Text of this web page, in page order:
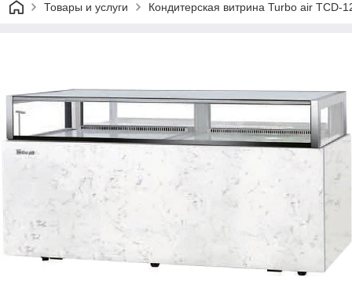
Товары и услуги Кондитерская витрина Turbo air TCD-